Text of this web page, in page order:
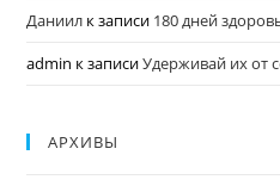
Даниил к записи 180 дней
admin к записиУдерживай их от
АРХИВЫ